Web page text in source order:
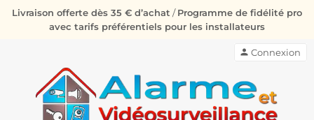
Livraison offerte dès 35 € d’achat /Programme de fidélité pro
avec tarifs préférentiels pour les installateurs
person Connexion